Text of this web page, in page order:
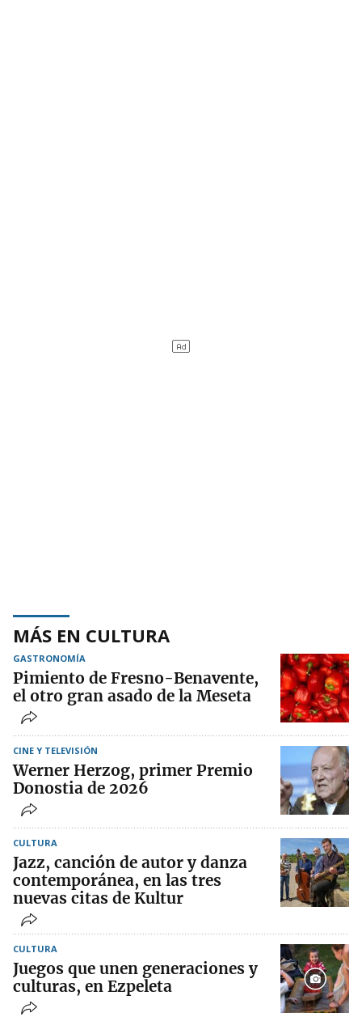
MÁS EN CULTURA
GASTRONOMÍA
Pimiento de Fresno-Benavente,
el otro gran asado de la Meseta
CINE Y TELEVISIÓN
Werner Herzog, primer Premio
Donostia de 2026
CULTURA
Jazz, canción de autor y danza
contemporánea, en las tres
nuevas citas de Kultur
CULTURA
Juegos que unen generaciones y
culturas, en Ezpeleta